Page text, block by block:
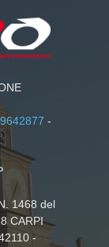
-
1468 del
CARPI
-